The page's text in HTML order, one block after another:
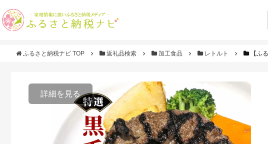
ふるさと納税ナビ TOP 返礼品検索 加工食品 レトルト 【ふ
詳細を見る